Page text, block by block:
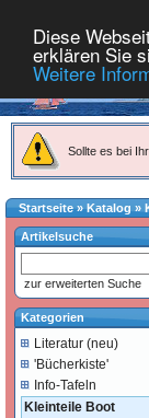
Diese
erklären Sie
Weitere
Sollte es bei
Startseite»Katalog »
Artikelsuche
zur erweiterten Suche
Kategorien
Literatur (neu)
'Bücherkiste'
Info-Tafeln
Kleinteile Boot